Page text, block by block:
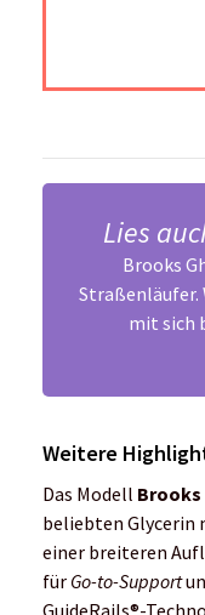
Lies
Brooks
Straßenläufer.
mit sich
Weitere
Das Modell Brooks
beliebten Glycerin
einer breiteren
für Go-to-Support
GuideRails®-